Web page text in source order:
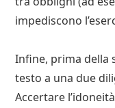
impediscono
Infine, prima della
testo a una due
Accertare